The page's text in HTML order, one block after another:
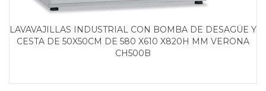
LAVAVAJILLAS INDUSTRIAL CON BOMBA DE DESAGÜE Y
CESTA DE 50X50CM DE 580 X610 X820H MM VERONA
CH500B